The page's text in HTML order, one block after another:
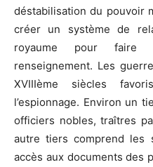
déstabilisation du pouvoir
créer un système de
royaume pour faire
renseignement. Les
XVIIIème siècles
l’espionnage. Environ un
officiers nobles, traîtres
autre tiers comprend les
accès aux documents des